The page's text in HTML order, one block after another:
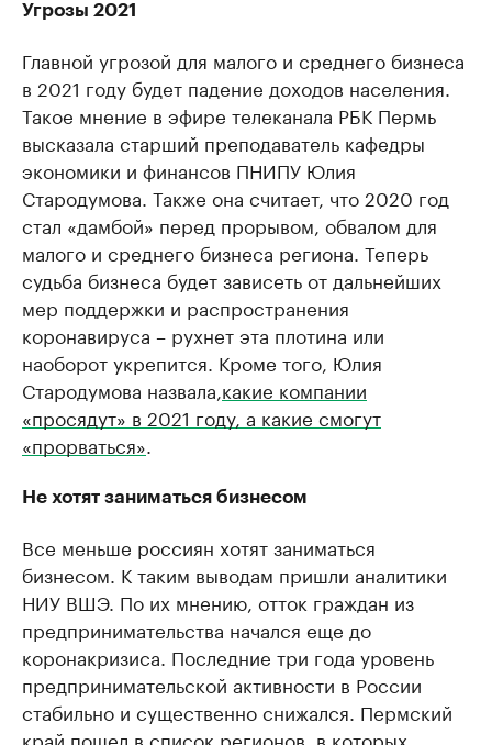
Угрозы 2021
Главной угрозой для малого и среднего бизнеса
в 2021 году будет падение доходов населения.
Такое мнение в эфире телеканала РБК Пермь
высказала старший преподаватель кафедры
экономики и финансов ПНИПУ Юлия
Стародумова. Также она считает, что 2020 год
стал «дамбой» перед прорывом, обвалом для
малого и среднего бизнеса региона. Теперь
судьба бизнеса будет зависеть от дальнейших
мер поддержки и распространения
коронавируса – рухнет эта плотина или
наоборот укрепится. Кроме того, Юлия
Стародумова назвала, какие компании
«просядут» в 2021 году, а какие смогут
«прорваться»
Не хотят заниматься бизнесом
Все меньше россиян хотят заниматься
бизнесом. К таким выводам пришли аналитики
НИУ ВШЭ. По их мнению, отток граждан из
предпринимательства начался еще до
коронакризиса. Последние три года уровень
предпринимательской активности в России
стабильно и существенно снижался. Пермский
край пошел в список регионов, в которых